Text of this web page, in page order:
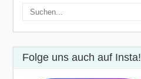
Folge uns auch auf Insta!